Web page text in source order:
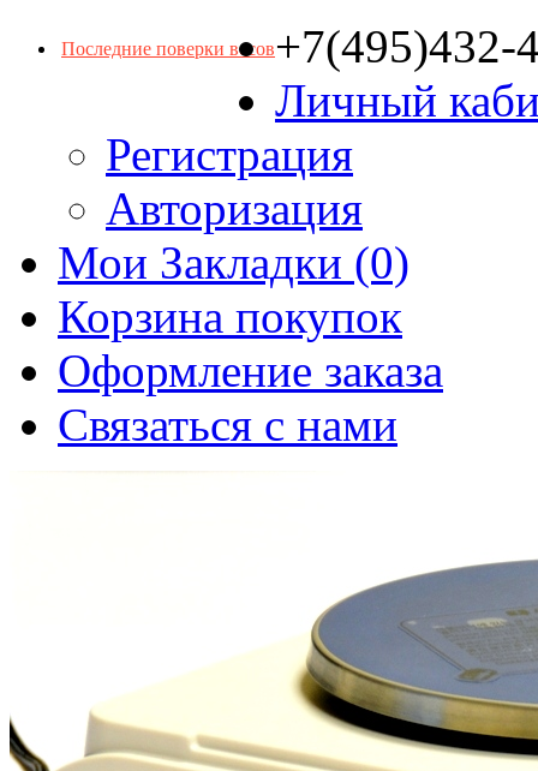
Последние поверки весов+7(495)432-
Личный
Регистрация
Авторизация
Мои Закладки (0)
Корзина покупок
Оформление заказа
Связаться с нами